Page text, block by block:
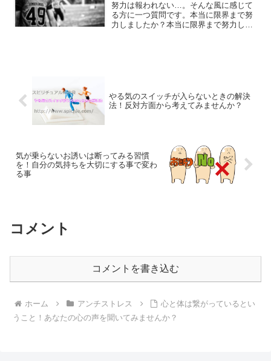
努力は報われない…。そんな風に感じて
る方に一つ質問です。本当に限界まで努
力しましたか？本当に限界まで努力した
やる気のスイッチが入らないときの解決
法！反対方面から考えてみませんか？
気が乗らないお誘いは断ってみる習慣
を！自分の気持ちを大切にする事で変わ
る事
コメント
コメントを書き込む
ホーム アンチストレス
心と体は繋がっているとい
うこと！あなたの心の声を聞いてみませんか？